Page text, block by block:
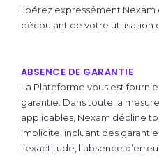
libérez expressément
découlant de votre utilisation
ABSENCE DE GARANTIE
La Plateforme vous est
garantie. Dans toute la
applicables, Nexam décline
implicite, incluant des
l’exactitude, l’absence